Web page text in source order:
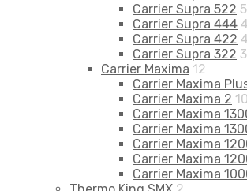
Carrier Supra 522 5
Carrier Supra 444
Carrier Supra 422
Carrier Supra 322 3
Carrier Maxima 12
Carrier Maxima
Carrier Maxima 2 10
Carrier Maxima
Carrier Maxima
Carrier Maxima
Carrier Maxima
Carrier Maxima